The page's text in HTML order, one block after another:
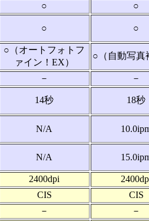
○ ○
○ ○
○（オートフォトフ
ァイン！EX）
○（自動写真
－ －
14秒 18秒
N/A
N/A
2400dpi
CIS
CIS
－
－